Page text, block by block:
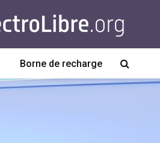
Borne de recharge